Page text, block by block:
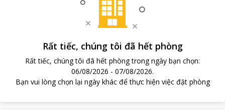
Rất tiếc, chúng tôi đã hết phòng
Rất tiếc, chúng tôi đã hết phòng trong ngày bạn chọn:
06/08/2026 - 07/08/2026.
Bạn vui lòng chọn lại ngày khác để thực hiện việc đặt phòng